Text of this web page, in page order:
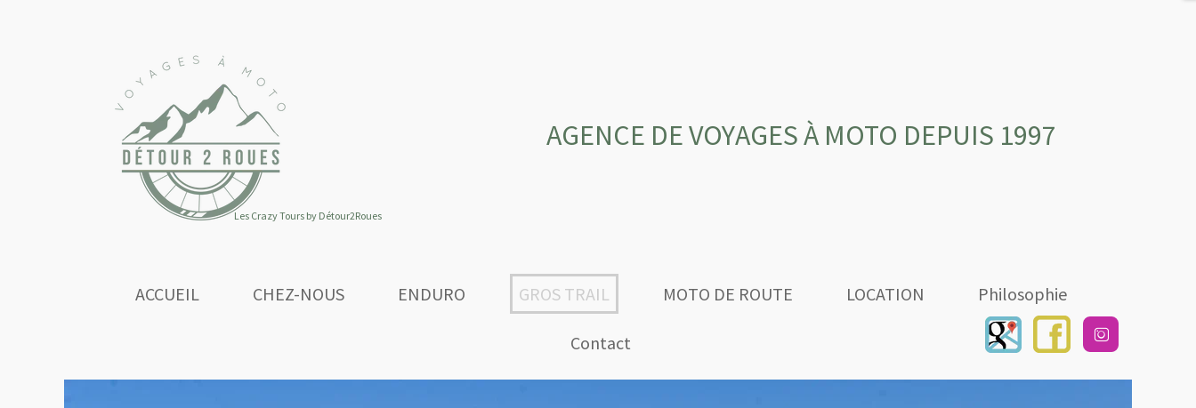
ACCUEIL CHEZ-NOUS ENDURO GROS TRAIL MOTO DE ROUTE LOCATION Philosophie
Contact
Les Crazy Tours by Détour2Roues
AGENCE DE VOYAGES À MOTO DEPUIS 1997
